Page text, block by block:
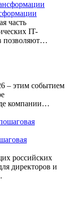
часть
IT-
позволяют…
– этим событием
компании…
российских
директоров и